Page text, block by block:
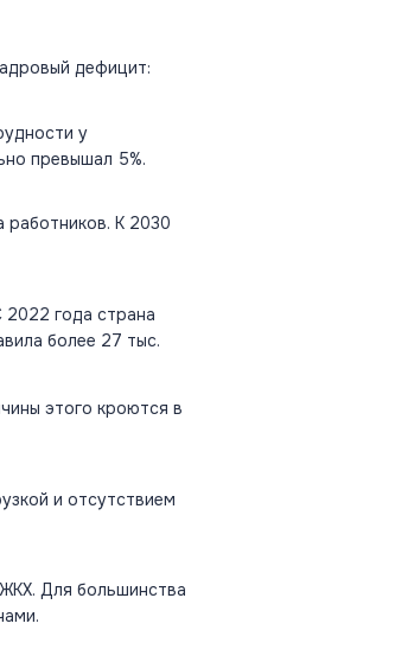
дефицит:
у
превышал 5%.
работников. К 2030
2022 года страна
более 27 тыс.
этого кроются в
и отсутствием
Для большинства